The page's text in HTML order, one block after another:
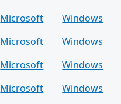
Microsoft
Windows
Microsoft
Windows
Microsoft
Windows
Microsoft
Windows